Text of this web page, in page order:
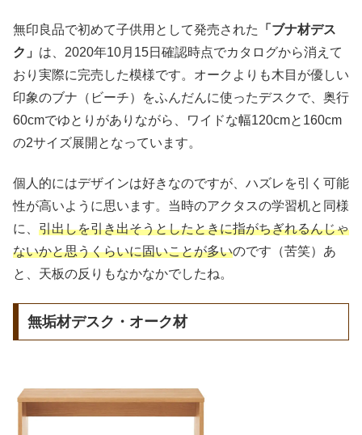
無印良品で初めて子供用として発売された
「ブナ材デス
ク」 は、2020年10月15日確認時点でカタログから消えて
おり実際に完売した模様です。オークよりも木目が優しい
印象のブナ（ビーチ）をふんだんに使ったデスクで、奥行
60cmでゆとりがありながら、ワイドな幅120cmと160cm
の2サイズ展開となっています。
個人的にはデザインは好きなのですが、ハズレを引く可能
性が高いように思います。当時のアクタスの学習机と同様
に、 引出しを引き出そうとしたときに指がちぎれるんじゃ
ないかと思うくらいに固いことが多いのです（苦笑）あ
と、天板の反りもなかなかでしたね。
無垢材デスク・オーク材